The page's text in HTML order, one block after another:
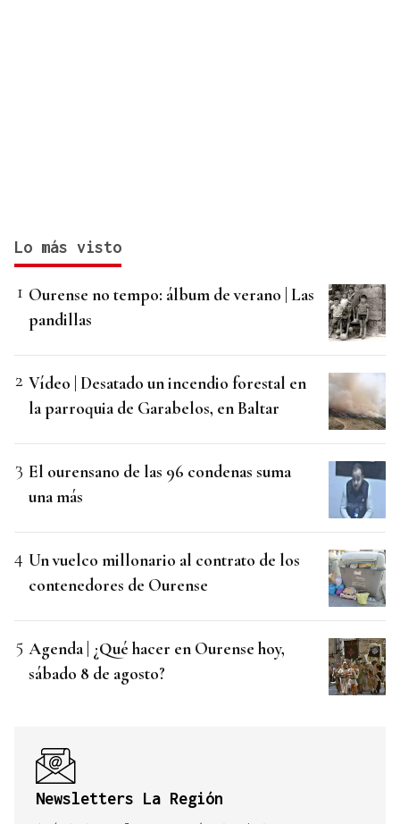
Lo más visto
Ourense no tempo: álbum de verano | Las
pandillas
Vídeo | Desatado un incendio forestal en
la parroquia de Garabelos, en Baltar
El ourensano de las 96 condenas suma
una más
Un vuelco millonario al contrato de los
contenedores de Ourense
Agenda | ¿Qué hacer en Ourense hoy,
sábado 8 de agosto?
Newsletters La Región